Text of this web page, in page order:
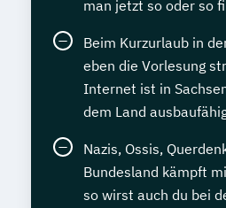
man jetzt so oder so
Beim Kurzurlaub in
eben die Vorlesung
Internet ist in
dem Land
Nazis, Ossis,
Bundesland kämpft
so wirst auch du bei